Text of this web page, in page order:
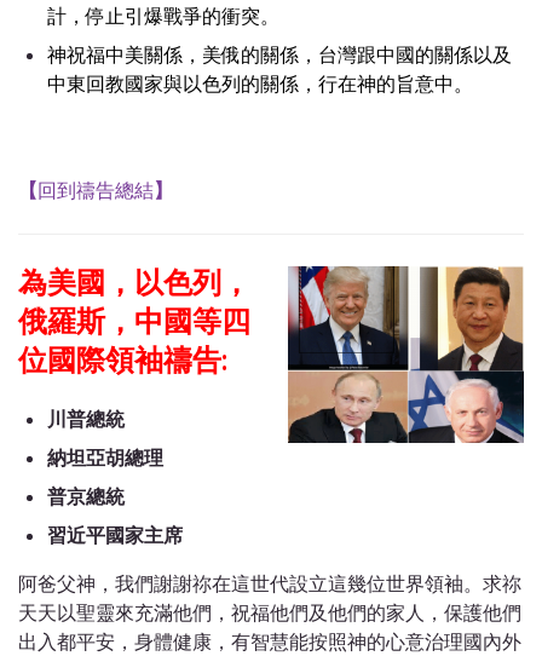
計，停止引爆戰爭的衝突。
神祝福中美關係，美俄的關係，台灣跟中國的關係以及
中東回教國家與以色列的關係，行在神的旨意中。
【回到禱告總結】
為美國，以色列，
俄羅斯，中國等四
位國際領袖禱告:
川普總統
納坦亞胡總理
普京總統
習近平國家主席
阿爸父神，我們謝謝祢在這世代設立這幾位世界領袖。求祢
天天以聖靈來充滿他們，祝福他們及他們的家人，保護他們
出入都平安，身體健康，有智慧能按照神的心意治理國內外